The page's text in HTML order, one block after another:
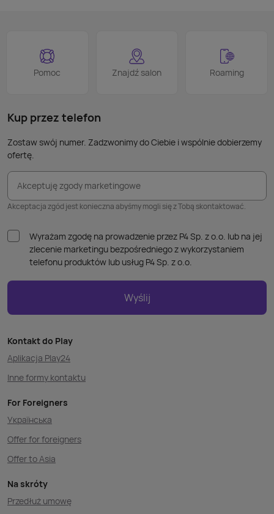
Pomoc Znajdź salon Roaming
Kup przez telefon
Zostaw swój numer. Zadzwonimy do Ciebie i wspólnie dobierzemy
ofertę.
Akceptuję zgody marketingowe
Akceptacja zgód jest konieczna abyśmy mogli się z Tobą skontaktować.
Wyrażam zgodę na prowadzenie przez P4 Sp. z o.o. lub na jej
zlecenie marketingu bezpośredniego z wykorzystaniem
telefonu produktów lub usług P4 Sp. z o.o.
Wyślij
Kontakt do Play
Aplikacja Play24
Inne formy kontaktu
For Foreigners
Українська
Offer for foreigners
Offer to Asia
Na skróty
Przedłuż umowę